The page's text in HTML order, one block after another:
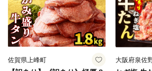
佐賀県上峰町 大阪府泉佐